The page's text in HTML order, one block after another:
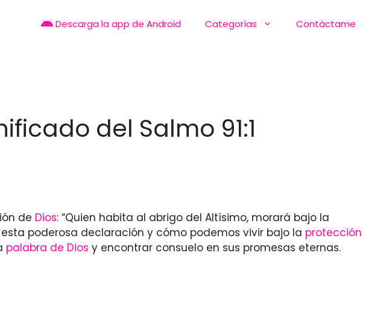
Descarga la app de Android Categorías Contáctame
del Salmo 91:1
de Dios: “Quien habita al abrigo del Altísimo, morará bajo la
poderosa declaración y cómo podemos vivir bajo la protección
palabra de Dios y encontrar consuelo en sus promesas eternas.